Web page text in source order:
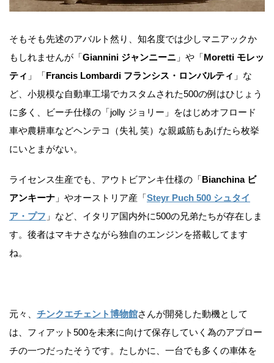
そもそも先述のアバルト然り、知名度では少しマニアックか
もしれませんが「Giannini ジャンニーニ 」や「Moretti モレッ
ティ 」「Francis Lombardi フランシス・ロンバルティ 」な
ど、小規模な自動車工場でカスタムされた500の例はひじょう
に多く、ビーチ仕様の「jolly ジョリー」をはじめオフロード
車や農耕車などヘンテコ（失礼 笑）な親戚筋もあげたら枚挙
にいとまがない。
ライセンス生産でも、アウトビアンキ仕様の「Bianchina ビ
アンキーナ 」やオーストリア産「Steyr Puch 500 シュタイ
ア・プフ 」など、イタリア国内外に500の兄弟たちが存在しま
す。後者はマキナさながら独自のエンジンを搭載してます
ね。
元々、 チンクエチェント博物館さんが開発した動機として
は、フィアット500を未来に向けて保存していく為のアプロー
チの一つだったそうです。たしかに、一台でも多くの車体を